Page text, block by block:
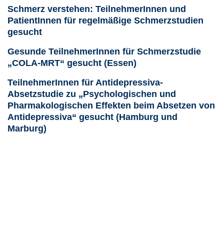
Schmerz verstehen: TeilnehmerInnen und
PatientInnen für regelmäßige Schmerzstudien
gesucht
Gesunde TeilnehmerInnen für Schmerzstudie
„COLA-MRT“ gesucht (Essen)
TeilnehmerInnen für Antidepressiva-
Absetzstudie zu „Psychologischen und
Pharmakologischen Effekten beim Absetzen von
Antidepressiva“ gesucht (Hamburg und
Marburg)